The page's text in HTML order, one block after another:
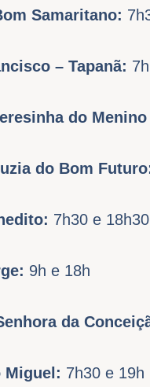
Samaritano:
– Tapanã:
do
do Bom
7h30 e 18h30
9h e 18h
da
Miguel: 7h30 e 19h